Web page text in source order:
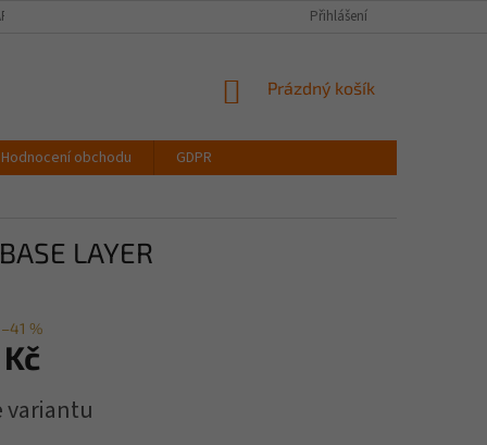
NÁM VŠECHNY DRUHY
Přihlášení
NÁKUPNÍ
Prázdný košík
Hodnocení obchodu
GDPR
LAYER
–41 %
variantu